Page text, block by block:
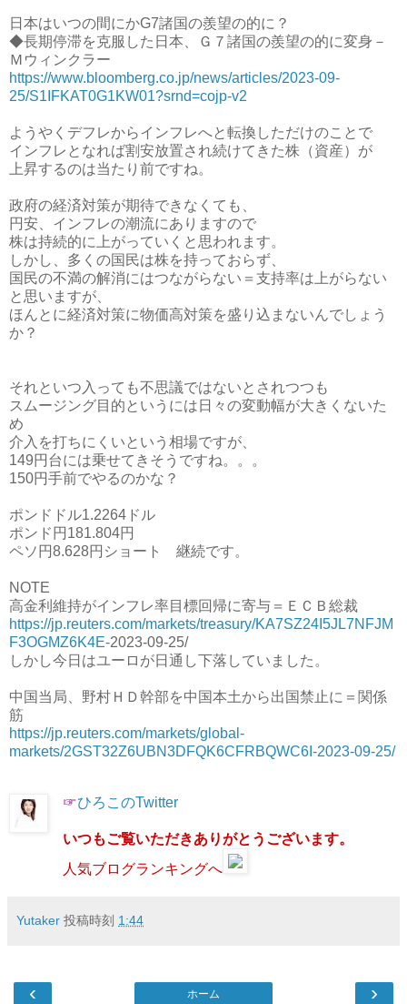
日本はいつの間にかG7諸国の羨望の的に？
◆長期停滞を克服した日本、Ｇ７諸国の羨望の的に変身－
Ｍウィンクラー
https://www.bloomberg.co.jp/news/articles/2023-09-
25/S1IFKAT0G1KW01?srnd=cojp-v2
ようやくデフレからインフレへと転換しただけのことで
インフレとなれば割安放置され続けてきた株（資産）が
上昇するのは当たり前ですね。
政府の経済対策が期待できなくても、
円安、インフレの潮流にありますので
株は持続的に上がっていくと思われます。
しかし、多くの国民は株を持っておらず、
国民の不満の解消にはつながらない＝支持率は上がらない
と思いますが、
ほんとに経済対策に物価高対策を盛り込まないんでしょう
か？
それといつ入っても不思議ではないとされつつも
スムージング目的というには日々の変動幅が大きくないた
め
介入を打ちにくいという相場ですが、
149円台には乗せてきそうですね。。。
150円手前でやるのかな？
ポンドドル1.2264ドル
ポンド円181.804円
ペソ円8.628円ショート 継続です。
NOTE
高金利維持がインフレ率目標回帰に寄与＝ＥＣＢ総裁
https://jp.reuters.com/markets/treasury/KA7SZ24I5JL7NFJM
F3OGMZ6K4E-2023-09-25/
しかし今日はユーロが日通し下落していました。
中国当局、野村ＨＤ幹部を中国本土から出国禁止に＝関係
筋
https://jp.reuters.com/markets/global-
markets/2GST32Z6UBN3DFQK6CFRBQWC6I-2023-09-25/
☞ひろこのTwitter
いつもご覧いただきありがとうございます。
人気ブログランキングへ
Yutaker 投稿時刻 1:44
‹ ›
ホーム